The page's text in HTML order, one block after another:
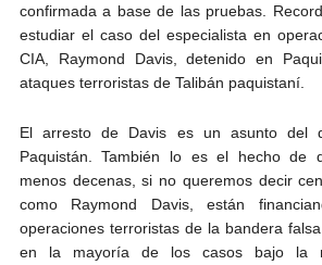
confirmada a base de las pruebas.
estudiar el caso del especialista en
CIA, Raymond Davis, detenido en
ataques terroristas de Talibán paquistaní.
El arresto de Davis es un asunto del
Paquistán. También lo es el hecho de
menos decenas, si no queremos decir
como Raymond Davis, están
operaciones terroristas de la bandera
en la mayoría de los casos bajo la